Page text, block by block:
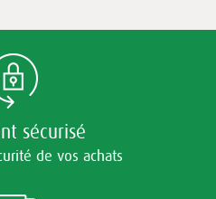
sécurisé
de vos achats